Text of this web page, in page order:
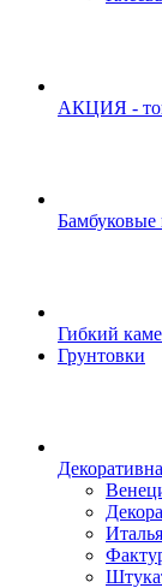
АКЦИЯ -
Бамбуковые
Гибкий
Грунтовки